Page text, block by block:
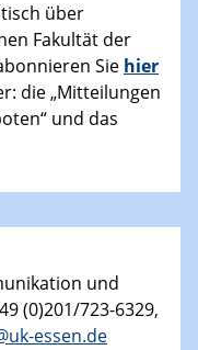
über
Fakultät der
Sie hier
die „Mitteilungen
und das
und
(0)201/723-6329,
essen.de